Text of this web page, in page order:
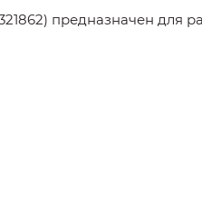
предназначен для